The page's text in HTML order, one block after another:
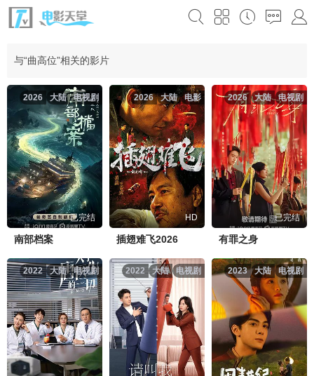
与“曲高位”相关的影片
电视剧
大陆
2026
已完结
南部档案
电影
大陆
2026
HD
插翅难飞2026
电视剧
大陆
2026
已完结
有罪之身
电视剧
大陆
2022 电视剧
大陆
2022 电视剧
大陆
2023